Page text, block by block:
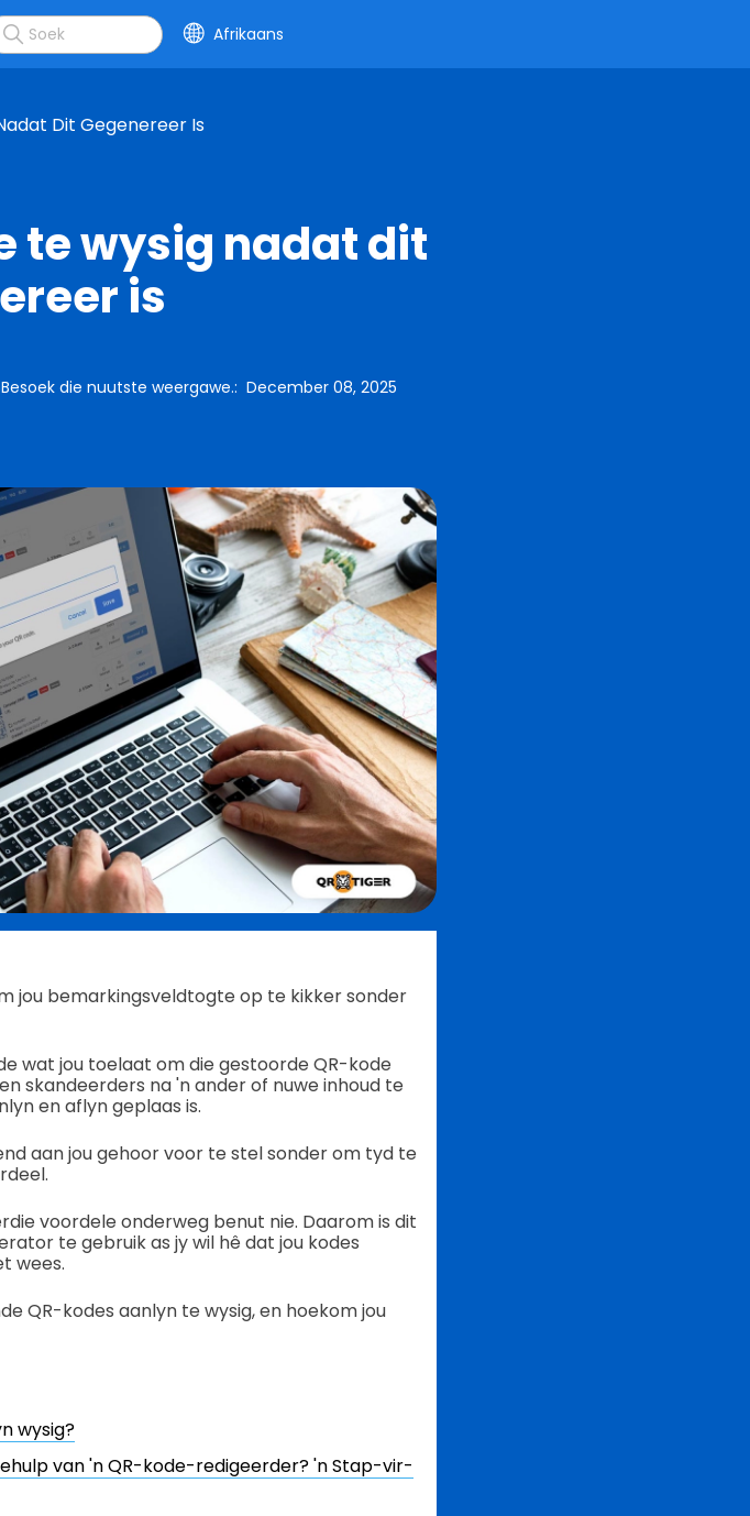
Afrikaans
Dit Gegenereer Is
te wysig nadat dit
is
Besoek die nuutste weergawe.:December 08, 2025
jou bemarkingsveldtogte op te kikker sonder
wat jou toelaat om die gestoorde QR-kode
skandeerders na 'n ander of nuwe inhoud te
en aflyn geplaas is.
aan jou gehoor voor te stel sonder om tyd te
voordele onderweg benut nie. Daarom is dit
te gebruik as jy wil hê dat jou kodes
wees.
QR-kodes aanlyn te wysig, en hoekom jou
wysig?
van 'n QR-kode-redigeerder? 'n Stap-vir-